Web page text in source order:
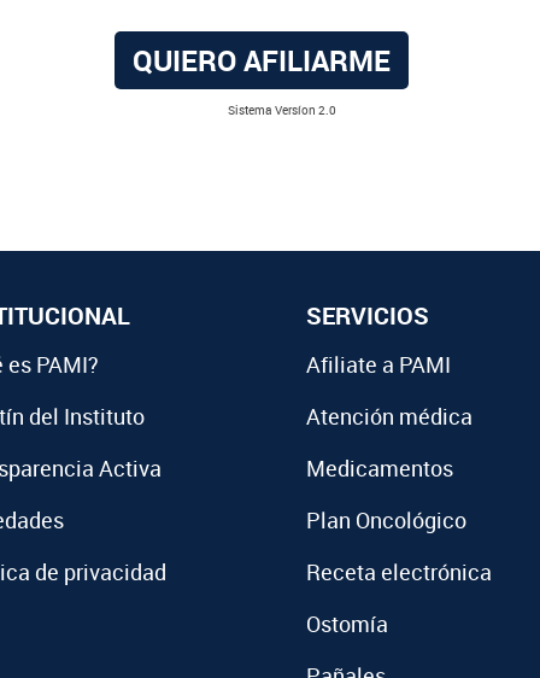
QUIERO AFILIARME
Sistema Versíon 2.0
es PAMI?
del Instituto
Activa
de privacidad
SERVICIOS
Afiliate a PAMI
Atención médica
Medicamentos
Plan Oncológico
Receta electrónica
Ostomía